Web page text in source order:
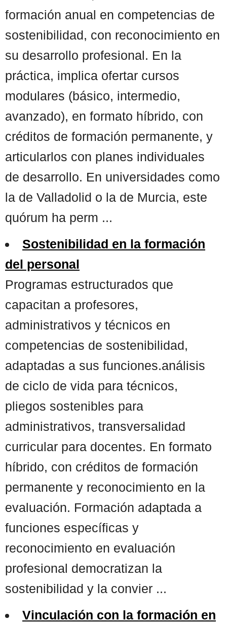
formación anual en competencias de
sostenibilidad, con reconocimiento en
su desarrollo profesional. En la
práctica, implica ofertar cursos
modulares (básico, intermedio,
avanzado), en formato híbrido, con
créditos de formación permanente, y
articularlos con planes individuales
de desarrollo. En universidades como
la de Valladolid o la de Murcia, este
quórum ha perm ...
Sostenibilidad en la formación
del personal
Programas estructurados que
capacitan a profesores,
administrativos y técnicos en
competencias de sostenibilidad,
adaptadas a sus funciones.análisis
de ciclo de vida para técnicos,
pliegos sostenibles para
administrativos, transversalidad
curricular para docentes. En formato
híbrido, con créditos de formación
permanente y reconocimiento en la
evaluación. Formación adaptada a
funciones específicas y
reconocimiento en evaluación
profesional democratizan la
sostenibilidad y la convier ...
Vinculación con la formación en